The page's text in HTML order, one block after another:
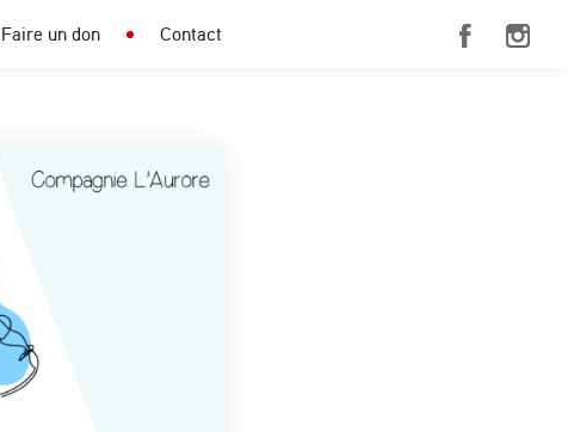
Faire un don Contact